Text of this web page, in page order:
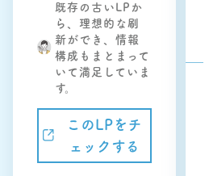
既存の古いLPか
ら、理想的な刷
新ができ、情報
構成もまとまって
いて満足していま
す。
このLPをチ
ェックする